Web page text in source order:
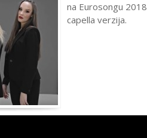
na Eurosongu 2018
capella verzija.